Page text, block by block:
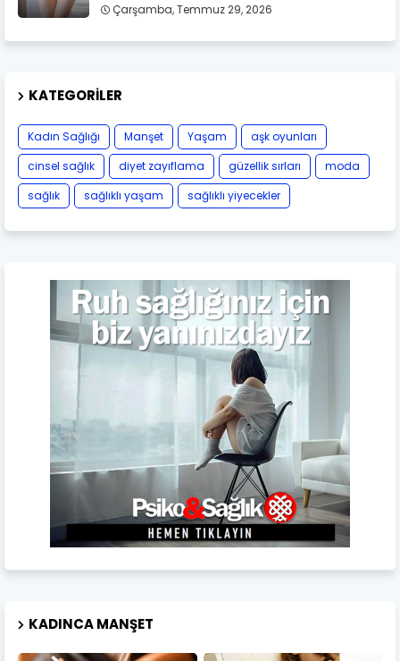
Çarşamba, Temmuz 29, 2026
KATEGORILER
Kadın Sağlığı Manşet Yaşam
aşk oyunları
cinsel sağlık
diyet zayıflama güzellik sırları
moda
sağlık
sağlıklı yaşam sağlıklı yiyecekler
KADINCA MANŞET